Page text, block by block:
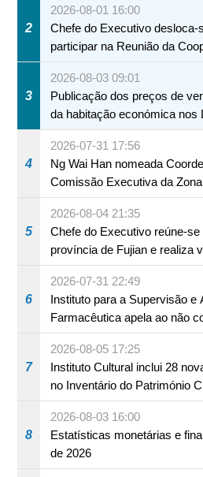
2
2026-08-01 16:00
Chefe do Executivo desloca-
participar na Reunião da
Macau
3
2026-08-03 09:01
Publicação dos preços de
da habitação económica nos
A12 da Zona A dos Novos
4
2026-07-31 17:56
Ng Wai Han nomeada
Comissão Executiva da
Aprofundada entre
Hengqin
5
2026-08-04 21:35
Chefe do Executivo reúne-
província de Fujian e realiza
em Fuzhou
6
2026-07-31 22:49
Instituto para a Supervisão e
Farmacêutica apela ao não
produto com substâncias
ocidentais
7
2026-08-05 17:25
Instituto Cultural inclui 28
no Inventário do Património
8
2026-08-03 16:00
Estatísticas monetárias e
de 2026